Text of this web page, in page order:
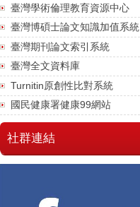
臺灣學術倫理教育資源中心
臺灣博碩士論文知識加值系統
臺灣期刊論文索引系統
臺灣全文資料庫
Turnitin原創性比對系統
國民健康署健康99網站
社群連結